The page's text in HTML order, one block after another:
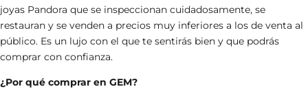
joyas Pandora que se inspeccionan cuidadosamente, se
restauran y se venden a precios muy inferiores a los de venta al
público. Es un lujo con el que te sentirás bien y que podrás
comprar con confianza.
¿Por qué comprar en GEM?